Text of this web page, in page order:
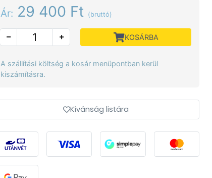
Ár: 29 400 Ft (bruttó)
KOSÁRBA
A szállítási költség a kosár menüpontban kerül
kiszámításra.
Kívánság listára